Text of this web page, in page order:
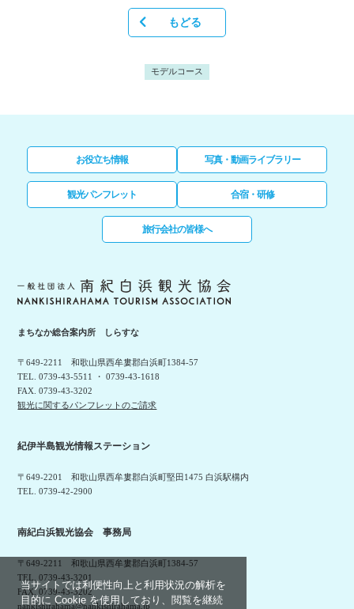
当サイトでは利便性向上と利用状況の解析を
目的に Cookie を使用しており、閲覧を継続
もどる
モデルコース
お役立ち情報 写真・動画ライブラリー
観光パンフレット 合宿・研修
旅行会社の皆様へ
まちなか総合案内所 しらすな
〒649-2211 和歌山県西牟婁郡白浜町1384-57
TEL. 0739-43-5511 ・ 0739-43-1618
FAX. 0739-43-3202
観光に関するパンフレットのご請求
紀伊半島観光情報ステーション
〒649-2201 和歌山県西牟婁郡白浜町堅田1475 白浜駅構内
TEL. 0739-42-2900
南紀白浜観光協会 事務局
〒649-2211 和歌山県西牟婁郡白浜町1384-57
TEL. 0739-43-3201
FAX. 0739-43-3202
nankishirahama@nankishirahama.jp